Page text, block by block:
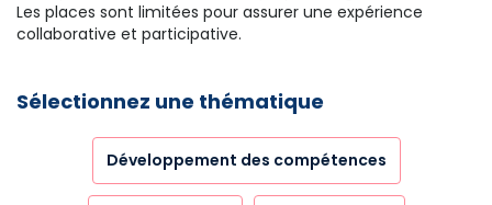
Les places sont limitées pour assurer une expérience
collaborative et participative.
Sélectionnez une thématique
Développement des compétences